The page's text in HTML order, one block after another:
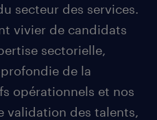
secteur des services.
vivier de candidats
sectorielle,
de la
opérationnels et nos
validation des talents,